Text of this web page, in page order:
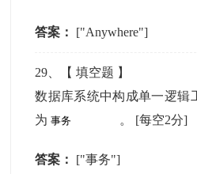
答案： ["Anywhere"]
29 、【填空题 】
数据库系统中构成单一逻辑
为
。 [每空2分]
答案： ["事务"]